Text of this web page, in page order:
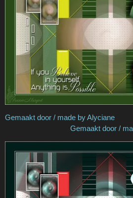
Gemaakt door /
Gemaakt door / made by